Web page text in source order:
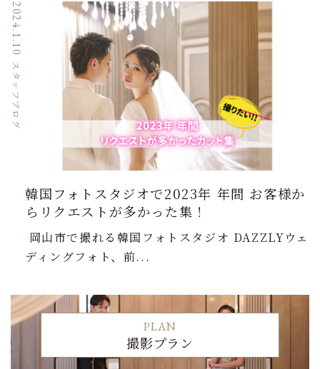
韓国フォトスタジオで2023年 年間 お客様か
らリクエストが多かった集！
2024.1.10
スタッフブログ
岡山市で撮れる韓国フォトスタジオ DAZZLYウェ
ディングフォト、前...
PLAN
撮影プラン